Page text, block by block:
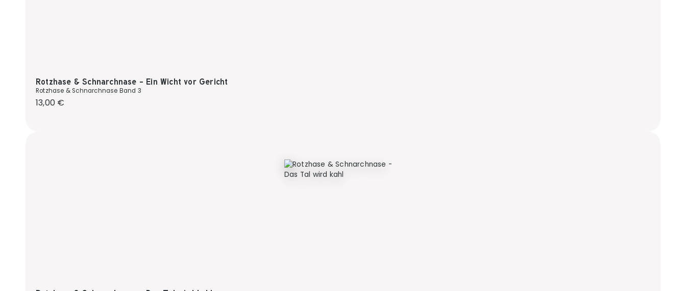
Rotzhase & Schnarchnase - Ein Wicht vor Gericht
Rotzhase & Schnarchnase Band 3
Regulärer Preis:
13,00 €